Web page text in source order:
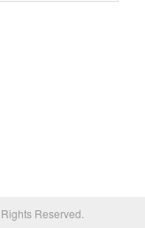
Reserved.